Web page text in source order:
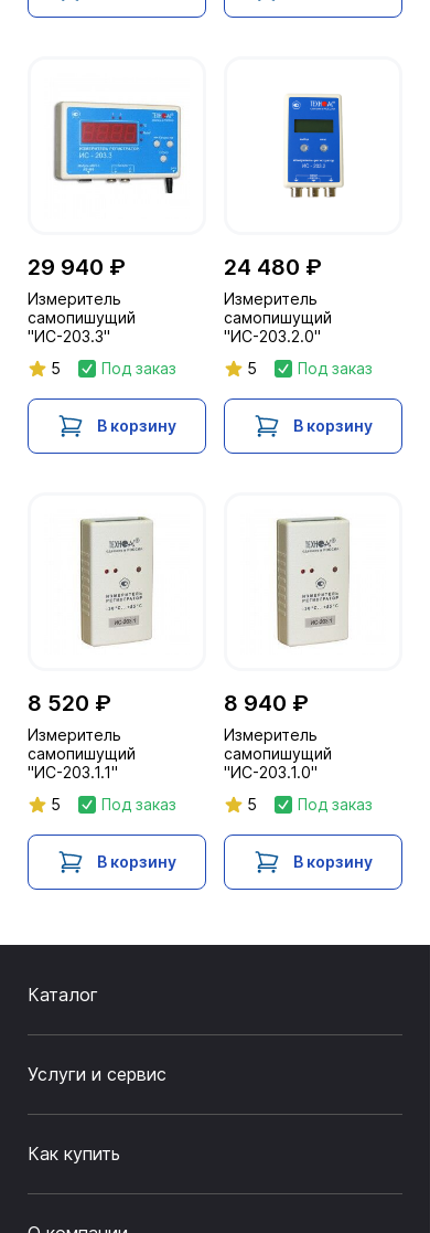
29 940 ₽
Измеритель
самопишущий
"ИС-203.3"
5
Под заказ
В корзину
24 480 ₽
Измеритель
самопишущий
"ИС-203.2.0"
5
Под заказ
В корзину
8 520 ₽
Измеритель
самопишущий
"ИС-203.1.1"
5
Под заказ
В корзину
8 940 ₽
Измеритель
самопишущий
"ИС-203.1.0"
5
Под заказ
В корзину
Каталог
Услуги и сервис
Как купить